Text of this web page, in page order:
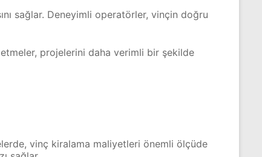
sağlar. Deneyimli operatörler, vinçin doğru
projelerini daha verimli bir şekilde
vinç kiralama maliyetleri önemli ölçüde